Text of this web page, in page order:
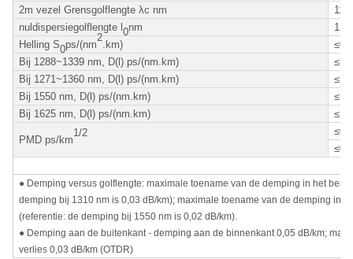
2m vezel Grensgolflengte λc nm
nuldispersiegolflengte l 0nm
Helling S0ps/(nm
2
.km)
Bij 1288~1339 nm, D(l) ps/(nm.km)
≤3,5
Bij 1271~1360 nm, D(l) ps/(nm.km)
≤5,3
Bij 1550 nm, D(l) ps/(nm.km)
≤18
Bij 1625 nm, D(l) ps/(nm.km)
≤22
PMD ps/km
1/2
● Demping versus golflengte: maximale toename van de demping in het
demping bij 1310 nm is 0,03 dB/km); maximale toename van de demping in
(referentie: de demping bij 1550 nm is 0,02 dB/km).
● Demping aan de buitenkant - demping aan de binnenkant 0,05 dB/km;
verlies 0,03 dB/km (OTDR)